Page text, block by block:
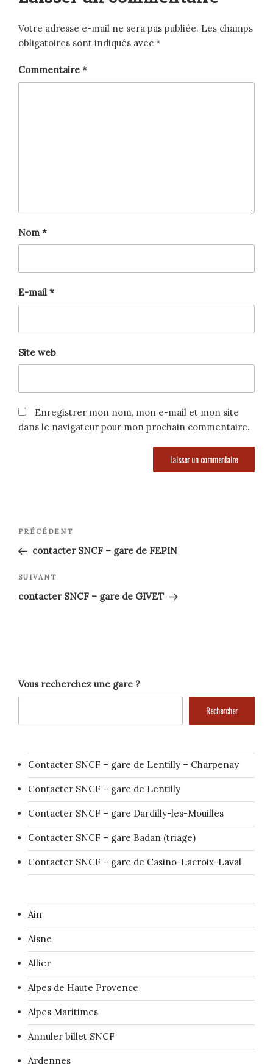
Votre adresse e-mail ne sera pas publiée. Les champs
obligatoires sont indiqués avec *
Commentaire *
Nom *
E-mail *
Site web
Enregistrer mon nom, mon e-mail et mon site
dans le navigateur pour mon prochain commentaire.
Navigation
de
l’article
Article
précédent
PRÉCÉDENT
contacter SNCF – gare de FEPIN
Article
suivant
SUIVANT
contacter SNCF – gare de GIVET
Vous recherchez une gare ?
Rechercher
Contacter SNCF – gare de Lentilly – Charpenay
Contacter SNCF – gare de Lentilly
Contacter SNCF – gare Dardilly-les-Mouilles
Contacter SNCF – gare Badan (triage)
Contacter SNCF – gare de Casino-Lacroix-Laval
Ain
Aisne
Allier
Alpes de Haute Provence
Alpes Maritimes
Annuler billet SNCF
Ardennes